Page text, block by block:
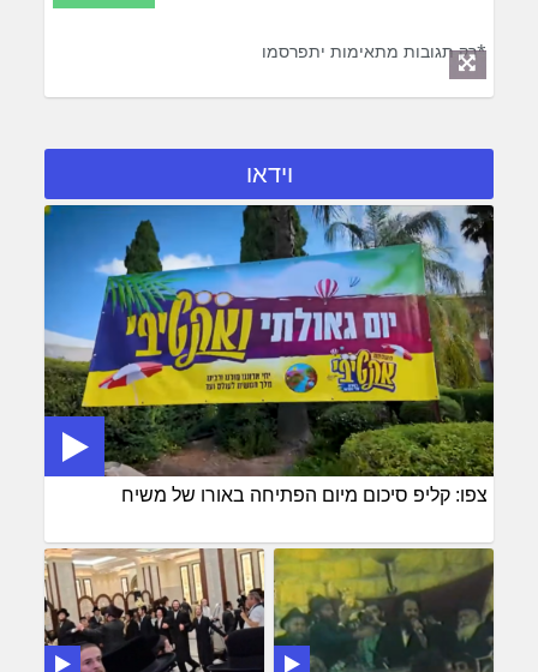
*רק תגובות מתאימות יתפרסמו
וידאו
צפו: קליפ סיכום מיום הפתיחה באורו של משיח